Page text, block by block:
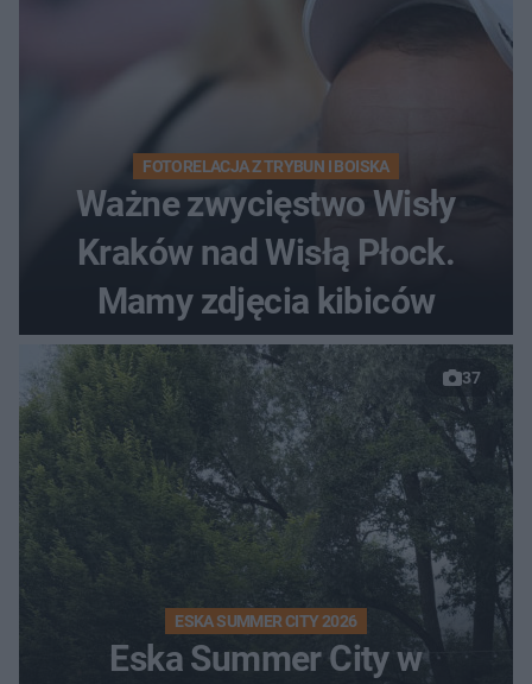
FOTORELACJA Z TRYBUN I BOISKA
Ważne zwycięstwo Wisły
Kraków nad Wisłą Płock.
Mamy zdjęcia kibiców
37
ESKA SUMMER CITY 2026
Eska Summer City w